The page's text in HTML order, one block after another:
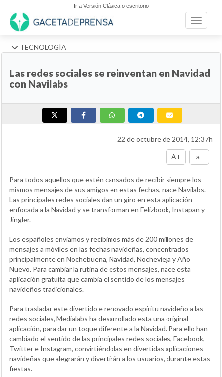
Ir a Versión Clásica o escritorio
Toggle
TECNOLOGÍA
Las redes sociales se reinventan en Navidad
con Navilabs
22 de octubre de 2014, 12:37h
A+ a-
Para todos aquellos que estén cansados de recibir siempre los
mismos mensajes de sus amigos en estas fechas, nace Navilabs.
Las principales redes sociales dan un giro en esta aplicación
enfocada a la Navidad y se transforman en Felizbook, Instapan y
Jingler.
Los españoles enviamos y recibimos más de 200 millones de
mensajes a móviles en las fechas navideñas, concentrados
principalmente en Nochebuena, Navidad, Nochevieja y Año
Nuevo. Para cambiar la rutina de estos mensajes, nace esta
aplicación gratuita que cambia el sentido de los mensajes
navideños tradicionales.
Para trasladar este divertido e renovado espíritu navideño a las
redes sociales, Medialabs ha desarrollado esta una original
aplicación, para dar un toque diferente a la Navidad. Para ello han
cambiado el sentido de las principales redes sociales, Facebook,
Twitter e Instagram, convirtiéndolas en divertidas aplicaciones
navideñas que alegrarán y divertirán a los usuarios, durante estas
fiestas.